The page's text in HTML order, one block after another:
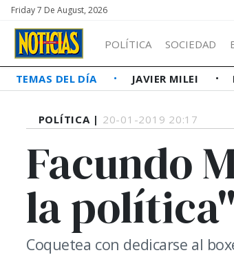
Friday 7 De August, 2026
POLÍTICA SOCIEDAD
TEMAS DEL DÍA JAVIER MILEI
POLÍTICA | 20-01-2019 20:17
Facundo
la política"
Coquetea con dedicarse al